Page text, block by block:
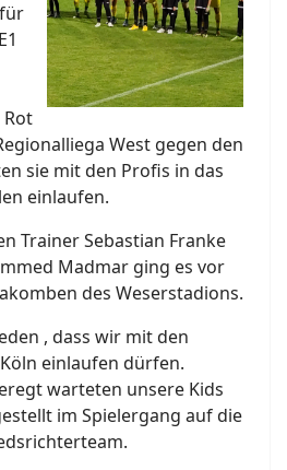
West gegen den
sie mit den Profis in das
einlaufen.
Trainer Sebastian Franke
Madmar ging es vor
des Weserstadions.
, dass wir mit den
einlaufen dürfen.
warteten unsere Kids
im Spielergang auf die